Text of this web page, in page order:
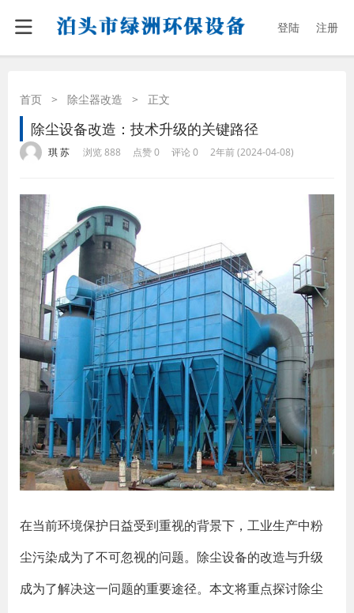
登陆 注册
首页 > 除尘器改造 > 正文
除尘设备改造：技术升级的关键路径
琪 苏 浏览 888 点赞 0 评论 0 2年前 (2024-04-08)
在当前环境保护日益受到重视的背景下，工业生产中粉
尘污染成为了不可忽视的问题。除尘设备的改造与升级
成为了解决这一问题的重要途径。本文将重点探讨除尘